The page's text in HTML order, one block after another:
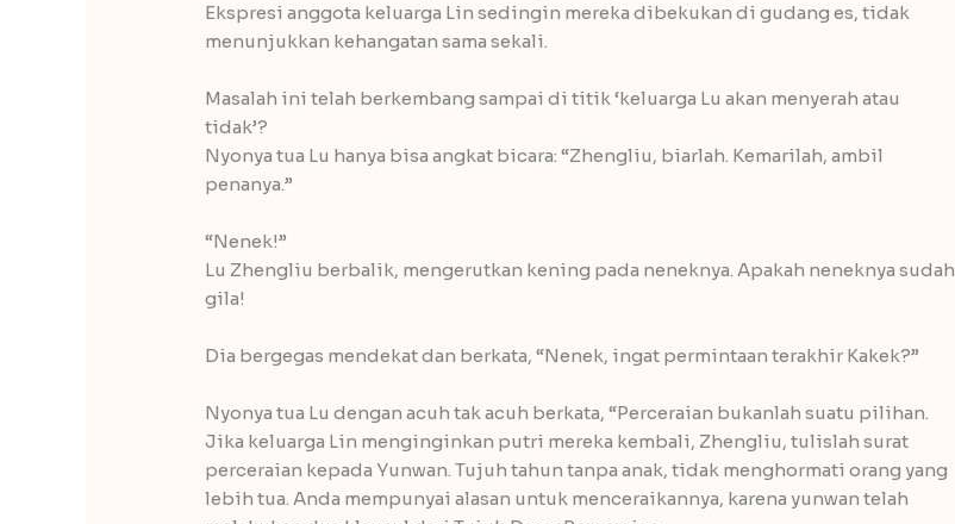
Ekspresi anggota keluarga Lin sedingin mereka dibekukan di gudang es, tidak
menunjukkan kehangatan sama sekali.
Masalah ini telah berkembang sampai di titik ‘keluarga Lu akan menyerah atau
tidak’?
Nyonya tua Lu hanya bisa angkat bicara: “Zhengliu, biarlah. Kemarilah, ambil
penanya.”
“Nenek!”
Lu Zhengliu berbalik, mengerutkan kening pada neneknya. Apakah neneknya sudah
gila!
Dia bergegas mendekat dan berkata, “Nenek, ingat permintaan terakhir Kakek?”
Nyonya tua Lu dengan acuh tak acuh berkata, “Perceraian bukanlah suatu pilihan.
Jika keluarga Lin menginginkan putri mereka kembali, Zhengliu, tulislah surat
perceraian kepada Yunwan. Tujuh tahun tanpa anak, tidak menghormati orang yang
lebih tua. Anda mempunyai alasan untuk menceraikannya, karena yunwan telah